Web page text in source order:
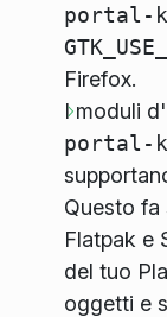
portal-
Firefox.
I moduli
portal-
Questo fa
Flatpak e
del tuo
oggetti e